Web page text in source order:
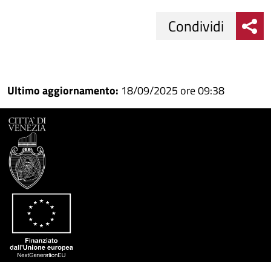
su
Facebook
Condividi
su
Condividi
Condividi
Ultimo aggiornamento: 18/09/2025 ore 09:38